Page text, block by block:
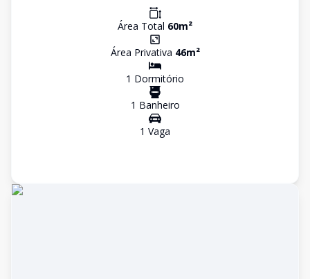
Área Total 60m²
Área Privativa 46m²
1 Dormitório
1 Banheiro
1 Vaga